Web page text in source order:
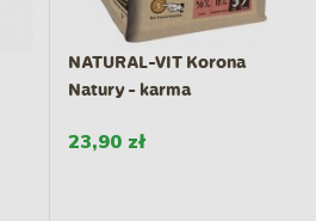
NATURAL-VIT Korona
Natury - karma
23,90 zł